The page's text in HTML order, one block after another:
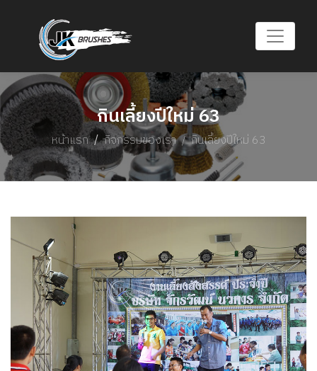
กินเลี้ยงปีใหม่ 63
หน้าแรก กิจกรรมของเรา กินเลี้ยงปีใหม่ 63